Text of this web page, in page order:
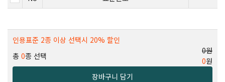
인용표준 2종 이상 선택시 20% 할인
총 0종 선택
0원
0원
장바구니 담기